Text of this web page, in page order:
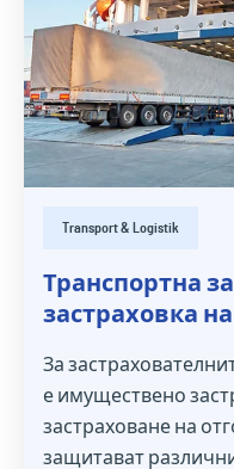
Transport & Logistik
Транспортна
застраховка
термините
За
е имуществено
застраховане на
защитават